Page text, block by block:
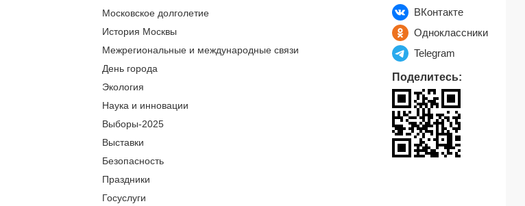
Московское долголетие
История Москвы
Межрегиональные и международные связи
День города
Экология
Наука и инновации
Выборы-2025
Выставки
Безопасность
Праздники
Госуслуги
ВКонтакте
Одноклассники
Telegram
Поделитесь: